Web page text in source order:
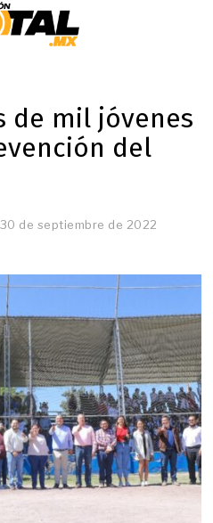
de mil jóvenes
del
30 de septiembre de 2022